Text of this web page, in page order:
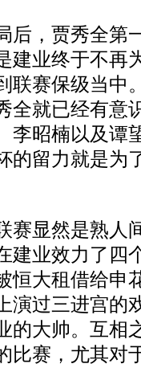
，贾秀全第
建业终于不再
联赛保级当中
全就已经有意
李昭楠以及谭
的留力就是为
显然是熟人
建业效力了四
恒大租借给申
演过三进宫的
的大帅。互相
比赛，尤其对